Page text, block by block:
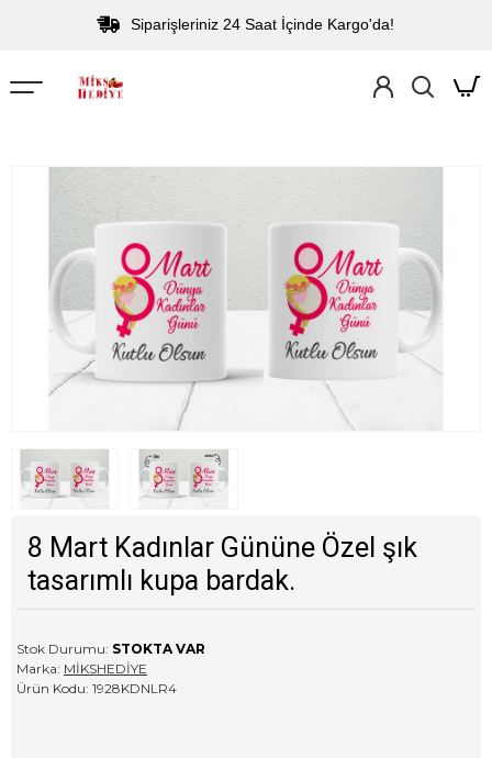
Siparişleriniz 24 Saat İçinde Kargo'da!
8 Mart Kadınlar Gününe Özel şık
tasarımlı kupa bardak.
Stok Durumu: STOKTA VAR
Marka: MİKSHEDİYE
Ürün Kodu: 1928KDNLR4